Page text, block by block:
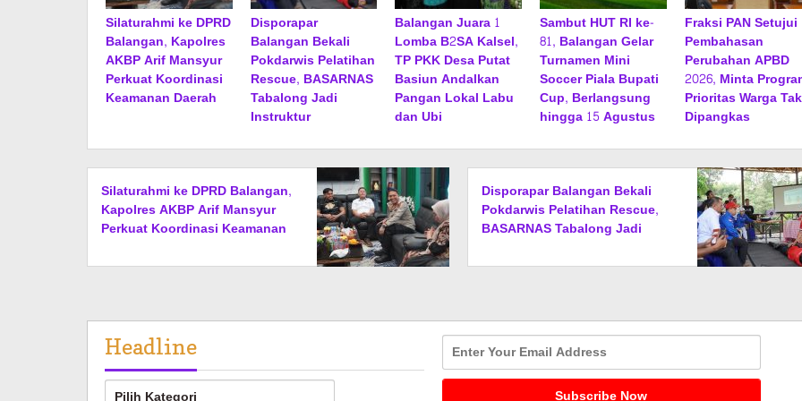
Silaturahmi ke DPRD
Balangan, Kapolres
AKBP Arif Mansyur
Perkuat Koordinasi
Keamanan Daerah
Disporapar
Balangan Bekali
Pokdarwis Pelatihan
Rescue, BASARNAS
Tabalong Jadi
Instruktur
Balangan Juara 1
Lomba B2SA Kalsel,
TP PKK Desa Putat
Basiun Andalkan
Pangan Lokal Labu
dan Ubi
Sambut HUT RI ke-
81, Balangan Gelar
Turnamen Mini
Soccer Piala Bupati
Cup, Berlangsung
hingga 15 Agustus
Fraksi PAN Setujui
Pembahasan
Perubahan APBD
2026, Minta
Prioritas Warga Tak
Dipangkas
Silaturahmi ke DPRD Balangan,
Kapolres AKBP Arif Mansyur
Perkuat Koordinasi Keamanan
Disporapar Balangan Bekali
Pokdarwis Pelatihan Rescue,
BASARNAS Tabalong Jadi
Headline
Headline